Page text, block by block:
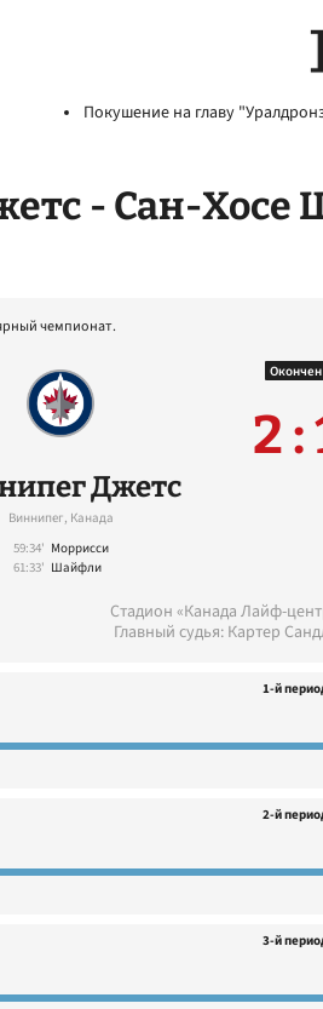
Покушение на главу
- Сан-Хосе
чемпионат.
Джетс
Виннипег, Канада
59:34' Моррисси
61:33' Шайфли
Окончен
2 :
Стадион «Канада Лайф-
Главный судья: Картер
1-й
2-й
3-й